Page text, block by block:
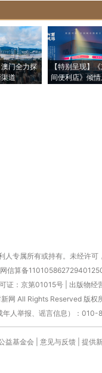
门全力探
道
【特别呈现】
间便利店》倾
专属所有或持有。未经许可
网信算备
证：京第01015号| 出版物经
网 All Rights Reserved 版权
年人举报、谣言信息）：
益基金会 意见与反馈 提供